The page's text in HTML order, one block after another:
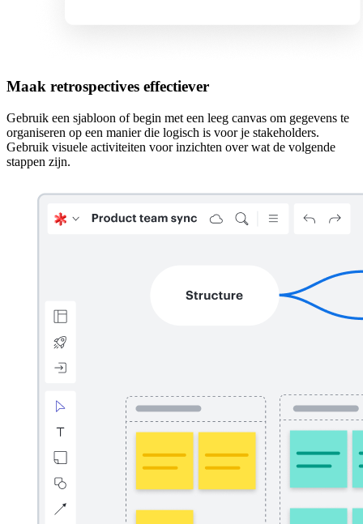
Maak retrospectives effectiever
Gebruik een sjabloon of begin met een leeg canvas om gegevens te
organiseren op een manier die logisch is voor je stakeholders.
Gebruik visuele activiteiten voor inzichten over wat de volgende
stappen zijn.